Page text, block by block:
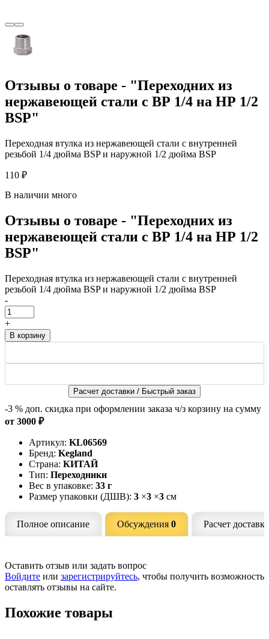
Отзывы о товаре - "Переходних из
нержавеющей стали с ВР 1/4 на НР 1/2
BSP"
Переходная втулка из нержавеющей стали с внутренней
резьбой 1/4 дюйма BSP и наружной 1/2 дюйма BSP
110 ₽
В наличии много
Отзывы о товаре - "Переходних из
нержавеющей стали с ВР 1/4 на НР 1/2
BSP"
Переходная втулка из нержавеющей стали с внутренней
резьбой 1/4 дюйма BSP и наружной 1/2 дюйма BSP
-
+
Расчет доставки / Быстрый заказ
-3 % доп. скидка при оформлении заказа ч/з корзину на сумму
от 3000 ₽
Артикул: KL06569
Бренд: Kegland
Страна: КИТАЙ
Тип: Переходники
Вес в упаковке: 33 г
Размер упаковки (ДШВ): 3 ×3 ×3 см
Полное описание Обсуждения 0 Расчет
Оставить отзыв или задать вопрос
Войдите или зарегистрируйтесь, чтобы получить возможность
оставлять отзывы на сайте.
Похожие товары